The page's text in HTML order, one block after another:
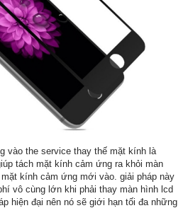
vào the service thay thế mặt kính là
tách mặt kính cảm ứng ra khỏi màn
kính cảm ứng mới vào. giải pháp này
vô cùng lớn khi phải thay màn hình lcd
hiện đại nên nó sẽ giới hạn tối đa những